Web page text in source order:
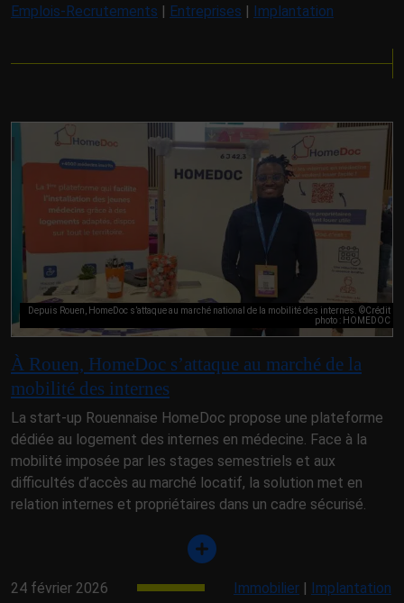
Emplois-Recrutements | Entreprises | Implantation
Depuis Rouen, HomeDoc s’attaque au marché national de la mobilité des internes. ©Crédit
photo : HOMEDOC
À Rouen, HomeDoc s’attaque au marché de la
mobilité des internes
La start-up Rouennaise HomeDoc propose une plateforme
dédiée au logement des internes en médecine. Face à la
mobilité imposée par les stages semestriels et aux
difficultés d’accès au marché locatif, la solution met en
relation internes et propriétaires dans un cadre sécurisé.
24 février 2026 Immobilier | Implantation